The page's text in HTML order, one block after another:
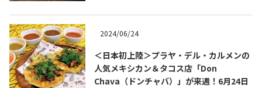
2024/06/24
＜日本初上陸＞プラヤ・デル・カルメンの
人気メキシカン＆タコス店「Don
Chava（ドンチャバ）」が来週！6月24日